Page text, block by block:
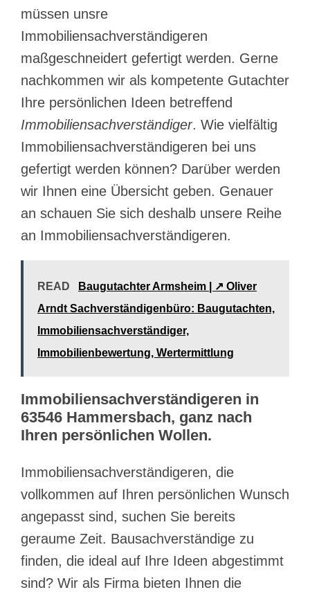
müssen unsre
Immobiliensachverständigeren
maßgeschneidert gefertigt werden. Gerne
nachkommen wir als kompetente Gutachter
Ihre persönlichen Ideen betreffend
Immobiliensachverständiger. Wie vielfältig
Immobiliensachverständigeren bei uns
gefertigt werden können? Darüber werden
wir Ihnen eine Übersicht geben. Genauer
an schauen Sie sich deshalb unsere Reihe
an Immobiliensachverständigeren.
READ
Baugutachter Armsheim | ↗️ Oliver
Arndt Sachverständigenbüro: Baugutachten,
Immobiliensachverständiger,
Immobilienbewertung, Wertermittlung
Immobiliensachverständigeren in
63546 Hammersbach, ganz nach
Ihren persönlichen Wollen.
Immobiliensachverständigeren, die
vollkommen auf Ihren persönlichen Wunsch
angepasst sind, suchen Sie bereits
geraume Zeit. Bausachverständige zu
finden, die ideal auf Ihre Ideen abgestimmt
sind? Wir als Firma bieten Ihnen die